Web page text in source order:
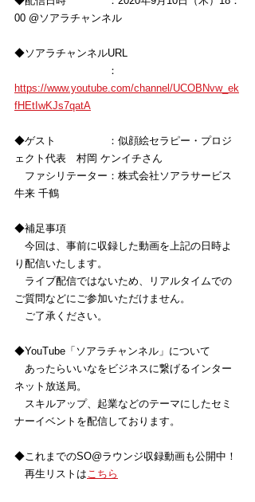
00 @ソアラチャンネル
◆ソアラチャンネルURL
：
https://www.youtube.com/channel/UCOBNvw_ek
fHEtIwKJs7qatA
◆ゲスト　　　　　：似顔絵セラピー・プロジ
ェクト代表　村岡 ケンイチさん
ファシリテーター：株式会社ソアラサービス
牛来 千鶴
◆補足事項
今回は、事前に収録した動画を上記の日時よ
り配信いたします。
ライブ配信ではないため、リアルタイムでの
ご質問などにご参加いただけません。
ご了承ください。
◆YouTube「ソアラチャンネル」について
あったらいいなをビジネスに繋げるインター
ネット放送局。
スキルアップ、起業などのテーマにしたセミ
ナーイベントを配信しております。
◆これまでのSO@ラウンジ収録動画も公開中！
再生リストはこちら